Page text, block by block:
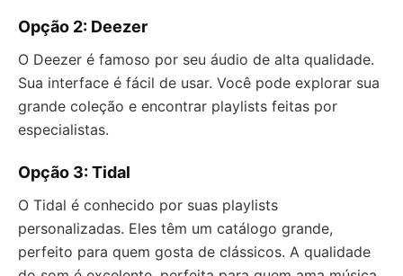
Opção 2: Deezer
O Deezer é famoso por seu áudio de alta qualidade.
Sua interface é fácil de usar. Você pode explorar sua
grande coleção e encontrar playlists feitas por
especialistas.
Opção 3: Tidal
O Tidal é conhecido por suas playlists
personalizadas. Eles têm um catálogo grande,
perfeito para quem gosta de clássicos. A qualidade